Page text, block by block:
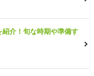
介！旬な時期や準備す